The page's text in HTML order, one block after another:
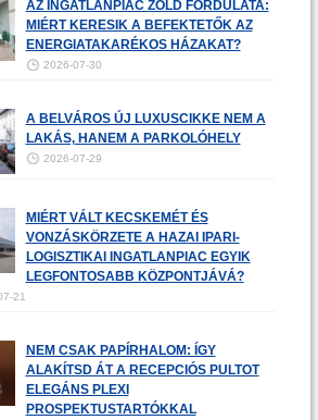
AZ INGATLANPIAC ZÖLD FORDULATA:
MIÉRT KERESIK A BEFEKTETŐK AZ
ENERGIATAKARÉKOS HÁZAKAT?
2026-07-30
A BELVÁROS ÚJ LUXUSCIKKE NEM A
LAKÁS, HANEM A PARKOLÓHELY
2026-07-29
MIÉRT VÁLT KECSKEMÉT ÉS
VONZÁSKÖRZETE A HAZAI IPARI-
LOGISZTIKAI INGATLANPIAC EGYIK
LEGFONTOSABB KÖZPONTJÁVÁ?
21
NEM CSAK PAPÍRHALOM: ÍGY
ALAKÍTSD ÁT A RECEPCIÓS PULTOT
ELEGÁNS PLEXI
PROSPEKTUSTARTÓKKAL